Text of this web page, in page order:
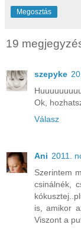
Megosztás
19
szepyke
Ok,
Válasz
Ani 2011.
Szerintem
csinálnék,
is, amikor
Viszont a